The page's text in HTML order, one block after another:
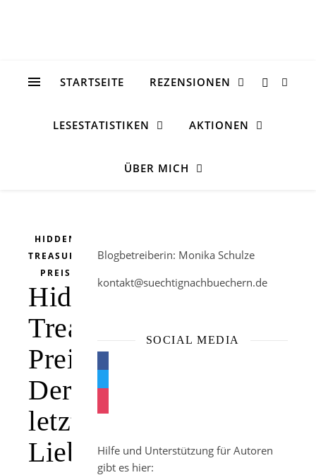
STARTSEITE REZENSIONEN
LESESTATISTIKEN AKTIONEN
ÜBER MICH
HIDDEN
TREASURE
PREIS
Hidden
Treasure
Preis:
Der
letzte
Liebesbrief
Blogbetreiberin: Monika Schulze
kontakt@suechtignachbuechern.de
SOCIAL MEDIA
Hilfe und Unterstützung für Autoren
gibt es hier: